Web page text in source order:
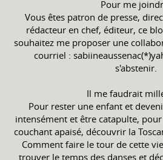
Pour me
Vous êtes patron de presse,
rédacteur en chef, éditeur, ce
souhaitez me proposer une
courriel :
s'abstenir.
Il me faudrait
Pour rester une enfant et
intensément et être catapulte,
couchant apaisé, découvrir la
Comment faire le tour de cette
trouver le temps des danses et